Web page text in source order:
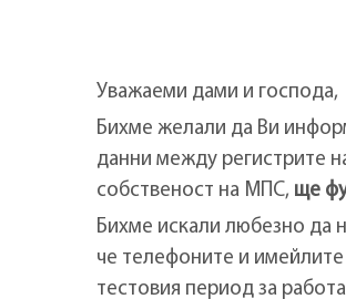
Уважаеми дами и господа,
Бихме желали да Ви
данни между регистрите
собственост на МПС, ще
Бихме искали любезно да
че телефоните и
тестовия период за